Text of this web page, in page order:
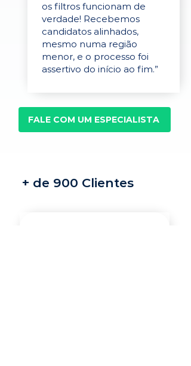
os filtros funcionam de
verdade! Recebemos
candidatos alinhados,
mesmo numa região
menor, e o processo foi
assertivo do início ao fim.”
FALE COM UM ESPECIALISTA
+ de 900 Clientes